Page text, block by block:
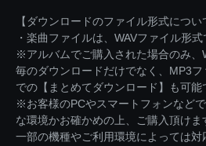
【ダウンロードのファイル形式につい
・楽曲ファイルは、WAVファイル形
※アルバムでご購入された場合のみ、
毎のダウンロードだけでなく、MP3
での【まとめてダウンロード】も可能
※お客様のPCやスマートフォンなど
な環境かお確かめの上、ご購入頂けま
一部の機種やご利用環境によっては